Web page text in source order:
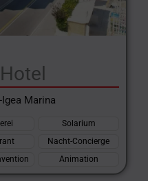
Marina
Solarium
Nacht-Concierge
Animation